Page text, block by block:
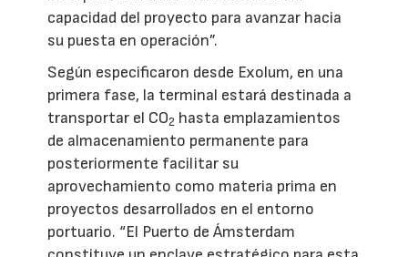
capacidad del proyecto para avanzar hacia
su puesta en operación”.
Según especificaron desde Exolum, en una
primera fase, la terminal estará destinada a
transportar el CO2 hasta emplazamientos
de almacenamiento permanente para
posteriormente facilitar su
aprovechamiento como materia prima en
proyectos desarrollados en el entorno
portuario. “El Puerto de Ámsterdam